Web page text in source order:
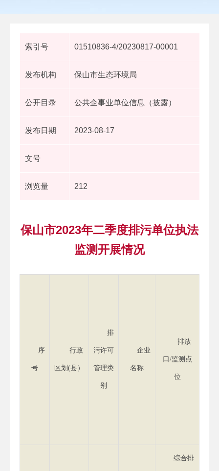
索引号 01510836-4/20230817-00001
发布机构 保山市生态环境局
公开目录 公共企事业单位信息（披露）
发布日期 2023-08-17
文号
浏览量 212
保山市2023年二季度排污单位执法
监测开展情况
序
号
行政
区划(县）
排
污许可
管理类
别
企业
名称
排放
口/监测点
位
综合排